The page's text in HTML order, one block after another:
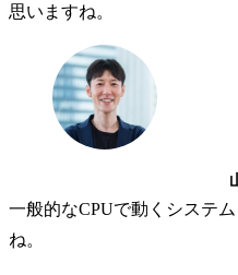
思いますね。
一般的なCPUで動くシステ
ね。